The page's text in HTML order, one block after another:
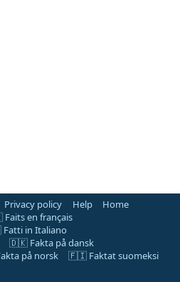
Privacy policy Help
Home
en français
in Italiano
🇩🇰 Fakta på dansk
på norsk
🇫🇮 Faktat suomeksi